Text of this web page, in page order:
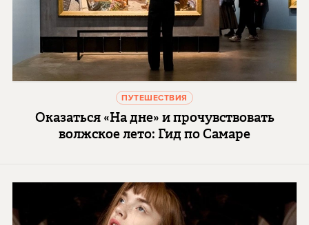
ПУТЕШЕСТВИЯ
Оказаться «На дне» и прочувствовать
волжское лето: Гид по Самаре